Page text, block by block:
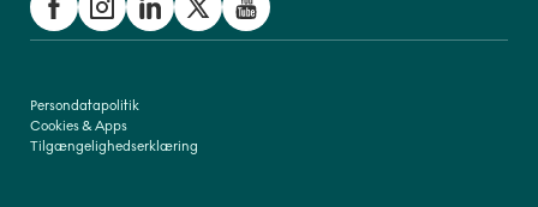
Persondatapolitik
Cookies & Apps
Tilgængelighedserklæring